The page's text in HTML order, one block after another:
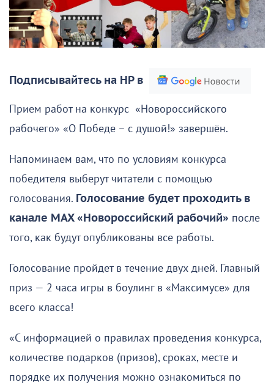
Подписывайтесь на НР в
Прием работ на конкурс «Новороссийского
рабочего» «О Победе – с душой!» завершён.
Напоминаем вам, что по условиям конкурса
победителя выберут читатели с помощью
голосования. Голосование будет проходить в
канале MAX «Новороссийский рабочий» после
того, как будут опубликованы все работы.
Голосование пройдет в течение двух дней. Главный
приз — 2 часа игры в боулинг в «Максимусе» для
всего класса!
«С информацией о правилах проведения конкурса,
количестве подарков (призов), сроках, месте и
порядке их получения можно ознакомиться по